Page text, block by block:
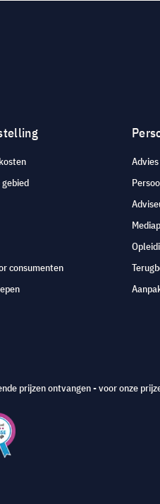
consumenten
prijzen ontvangen - voor onze